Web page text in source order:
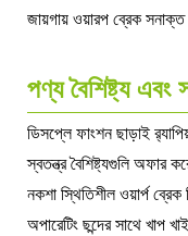
জায়গায় ওয়ারপ ব্রেক
পণ্য বৈশিষ্ট্য এবং
ডিসপ্লে ফাংশন ছাড়াই
স্বতন্ত্র বৈশিষ্ট্যগুলি অফার
নকশা স্থিতিশীল ওয়ার্প ব্রেক
অপারেটিং ছন্দের সাথে খাপ